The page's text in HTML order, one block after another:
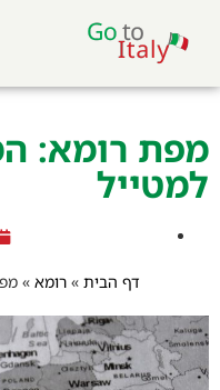
מפת רומא:
למטייל
דף הבית »רומא »